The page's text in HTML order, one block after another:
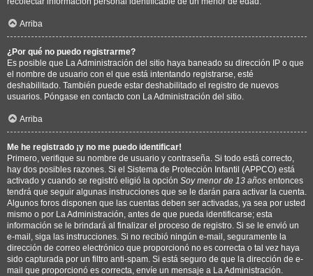
Arriba
¿Por qué no puedo registrarme?
Es posible que La Administración del sitio haya baneado su dirección IP o que
el nombre de usuario con el que está intentando registrarse, esté
deshabilitado. También puede estar deshabilitado el registro de nuevos
usuarios. Póngase en contacto con La Administración del sitio.
Arriba
Me he registrado ¡y no me puedo identificar!
Primero, verifique su nombre de usuario y contraseña. Si todo está correcto,
hay dos posibles razones. Si el Sistema de Protección Infantil (APPCO) está
activado y cuando se registró eligió la opción Soy menor de 13 años entonces
tendrá que seguir algunas instrucciones que se le darán para activar la cuenta.
Algunos foros disponen que las cuentas deben ser activadas, ya sea por usted
mismo o por La Administración, antes de que pueda identificarse; esta
información se le brindará al finalizar el proceso de registro. Si se le envió un
e-mail, siga las instrucciones. Si no recibió ningún e-mail, seguramente la
dirección de correo electrónico que proporcionó no es correcta o tal vez haya
sido capturada por un filtro anti-spam. Si está seguro de que la dirección de e-
mail que proporcionó es correcta, envíe un mensaje a La Administración.